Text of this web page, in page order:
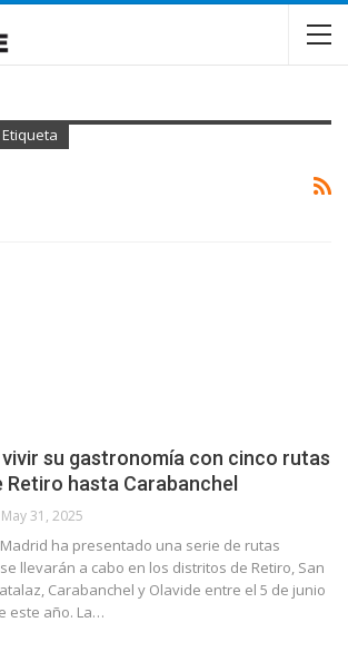
su gastronomía con cinco rutas
Retiro hasta Carabanchel
May 31, 2025
ha presentado una serie de rutas
llevarán a cabo en los distritos de Retiro, San
Carabanchel y Olavide entre el 5 de junio
este año. La…